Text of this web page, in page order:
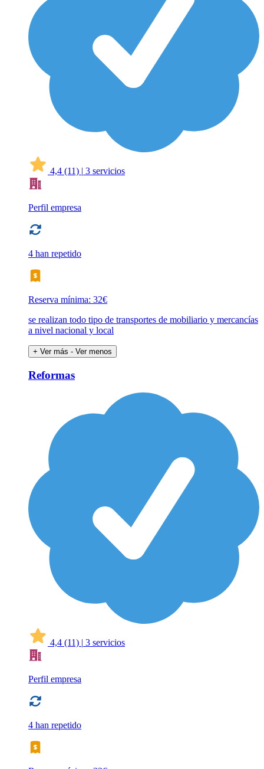
4,4 (11) | 3 servicios
Perfil empresa
4 han repetido
Reserva mínima: 32€
se realizan todo tipo de transportes de mobiliario y mercancías
a nivel nacional y local
+ Ver más - Ver menos
Reformas
4,4 (11) | 3 servicios
Perfil empresa
4 han repetido